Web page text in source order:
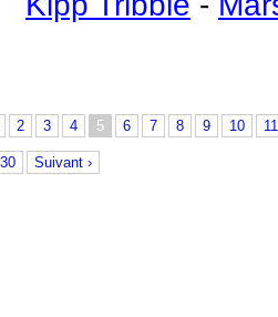
2 3 4 5 6 7 8 9 10 11
30 Suivant ›